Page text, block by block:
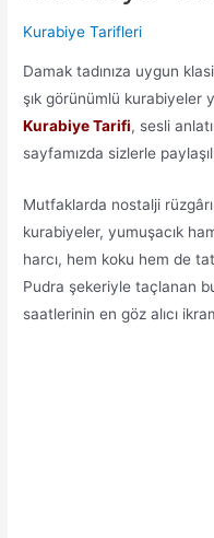
Kurabiye Tarifleri
Damak tadınıza uygun
şık görünümlü kurabiyeler
Kurabiye Tarifi, sesli
sayfamızda sizlerle
Mutfaklarda nostalji
kurabiyeler, yumuşacık
harcı, hem koku hem de
Pudra şekeriyle taçlanan
saatlerinin en göz alıcı